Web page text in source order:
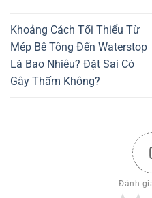
Khoảng Cách Tối Thiểu Từ
Mép Bê Tông Đến Waterstop
Là Bao Nhiêu? Đặt Sai Có
Gây Thấm Không?
Đánh